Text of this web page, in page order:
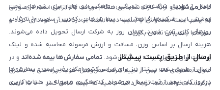
داده می‌شوندو ارائه کارت شناسایی هنگام دریافت کالا الزامی است. در صورتی
که پلمپ بسته مخدوش یا آسیب دیده باشد، از دریافت آن خودداری کرده و
سریعاً با پشتیبانی تماس بگیرید.
ارسال از طریق شرکت‌های تیپاکس، ماهکس و چاپار برای شهرهای تحت
پوشش این شرکت‌ها فراهم است. سفارش‌هایی که بین ساعت ۱۰ تا ۱۵ در
روزهای کاری ثبت شوند، همان روز به شرکت ارسال تحویل داده می‌شوند.
هزینه ارسال بر اساس وزن، مسافت و ارزش مرسوله محاسبه شده و لینک
پرداخت برای تحویل‌گیرنده ارسال می‌شود. تمامی سفارش‌ها بیمه شده‌اند و در
صورت مفقودی کالا، پس از تایید شرکت حمل‌ونقل، هزینه پرداختی به مشتری
بازگردانده خواهد شد. توجه داشته باشید که بیمه شامل کسر ۱۰ تا ۱۵ درصد
ارسال از طریق پست پیشتاز
ارسال از طریق پست پیشتاز نیز برای سراسر کشور امکان‌پذیر است و سفارش‌ها
در روز کاری بعد از ثبت، ارسال می‌شوند. کد رهگیری مرسوله در حساب کاربری